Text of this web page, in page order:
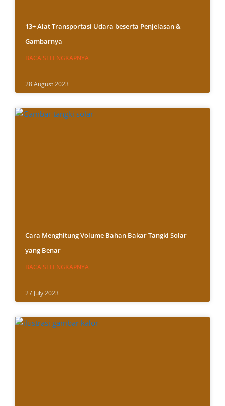
13+ Alat Transportasi Udara beserta Penjelasan &
Gambarnya
BACA SELENGKAPNYA
28 August 2023
Cara Menghitung Volume Bahan Bakar Tangki Solar
yang Benar
BACA SELENGKAPNYA
27 July 2023